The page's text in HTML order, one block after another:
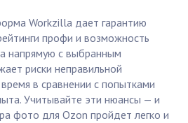
Workzilla дает гарантию
профи и возможность
напрямую с выбранным
риски неправильной
в сравнении с попытками
Учитывайте эти нюансы — и
фото для Ozon пройдет легко и